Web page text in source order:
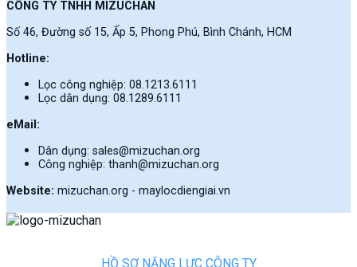
CÔNG TY TNHH MIZUCHAN
Số 46, Đường số 15, Ấp 5, Phong Phú, Bình Chánh, HCM
Hotline:
Lọc công nghiệp: 08.1213.6111
Lọc dân dụng: 08.1289.6111
eMail:
Dân dụng: sales@mizuchan.org
Công nghiệp: thanh@mizuchan.org
Website: mizuchan.org - maylocdiengiai.vn
HỒ SƠ NĂNG LỰC CÔNG TY